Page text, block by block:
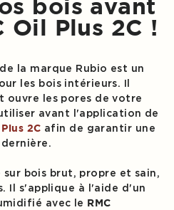
bois avant
Oil Plus 2C !
la marque Rubio est un
les bois intérieurs. Il
ouvre les pores de votre
avant l'application de
Plus 2C afin de garantir une
bois brut, propre et sain,
Il s'applique à l'aide d'un
avec le
RMC